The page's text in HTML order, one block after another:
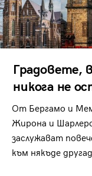
Градовете,
никога не
От Бергамо и
Жирона и
заслужават
към някъде